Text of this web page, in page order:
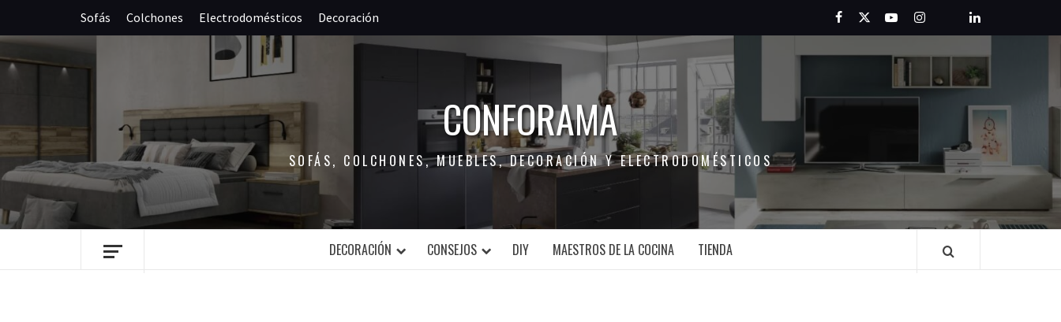
contenido
Sofás Colchones Electrodomésticos Decoración Facebook
TwitterYoutubeInstagramPinterest
LinkedIn
CONFORAMA
SOFÁS, COLCHONES, MUEBLES, DECORACIÓN Y ELECTRODOMÉSTICOS
DECORACIÓN CONSEJOS DIY MAESTROS DE LA COCINA TIENDA